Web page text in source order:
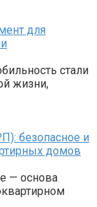
для
стали
жизни,
безопасное и
домов
— основа